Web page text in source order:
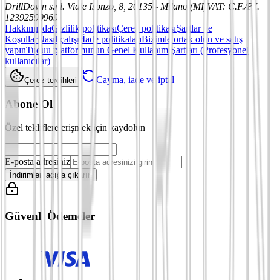
DrillDown s.r.l. Viale Isonzo, 8, 20135 - Milano (MI) VAT: C.F./P.I.
12392590969
HakkımızdaGizlilik politikasıÇerez politikasıŞartlar ve
KoşullarNasıl çalışırİade politikalarıBizimle ortak olun ve satış
yapınTuduu platformunun Genel Kullanım Şartları (Profesyonel
kullanıcılar)
Çerez tercihleri Cayma, iade ve iptal
Abone Ol
Özel tekliflere erişmek için kaydolun
E-posta adresiniz
İndirimleri açığa çıkarın
Güvenli Ödemeler